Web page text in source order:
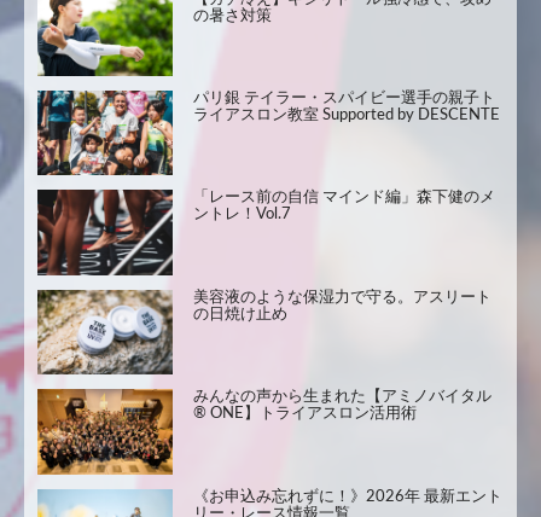
の暑さ対策
パリ銀 テイラー・スパイビー選手の親子ト
ライアスロン教室 Supported by DESCENTE
「レース前の自信 マインド編」森下健のメ
ントレ！Vol.7
美容液のような保湿力で守る。アスリート
の日焼け止め
みんなの声から生まれた【アミノバイタル
® ONE】トライアスロン活用術
《お申込み忘れずに！》2026年 最新エント
リー・レース情報一覧